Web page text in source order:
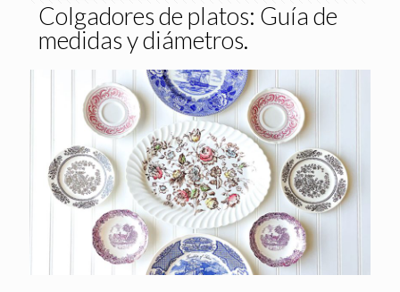
Colgadores de platos: Guía de
medidas y diámetros.